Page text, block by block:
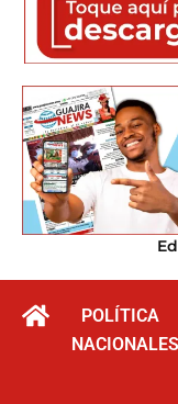
POLÍTICA
NACIONALES